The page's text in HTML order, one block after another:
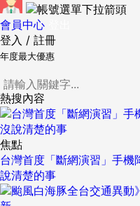
會員中心
登入 / 註冊
年度最大優惠
熱搜內容
焦點
台灣首度「斷網演習」手
說清楚的事